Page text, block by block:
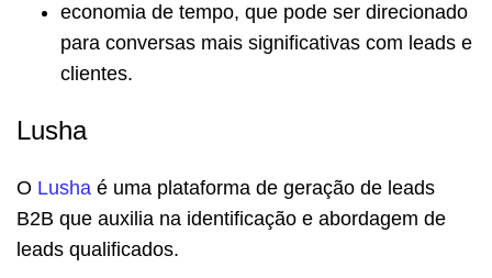
economia de tempo, que pode ser direcionado
para conversas mais significativas com leads e
clientes.
Lusha
O Lusha é uma plataforma de geração de leads
B2B que auxilia na identificação e abordagem de
leads qualificados.